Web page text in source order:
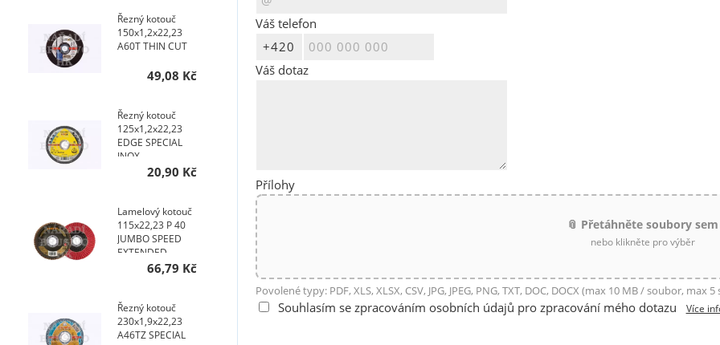
Váš telefon
Váš dotaz
Přílohy
📎 Přetáhněte soubory sem
nebo klikněte pro výběr
Povolené typy: PDF, XLS, XLSX, CSV, JPG, JPEG, PNG, TXT, DOC, DOCX (max 10 MB / soubor, max
Souhlasím se zpracováním osobních údajů pro zpracování mého dotazu Více
Řezný kotouč
150x1,2x22,23
A60T THIN CUT
49,08 Kč
Řezný kotouč
125x1,2x22,23
EDGE SPECIAL
INOX
20,90 Kč
Lamelový kotouč
115x22,23 P 40
JUMBO SPEED
EXTENDED
TOPline talířový
66,79 Kč
Řezný kotouč
230x1,9x22,23
A46TZ SPECIAL